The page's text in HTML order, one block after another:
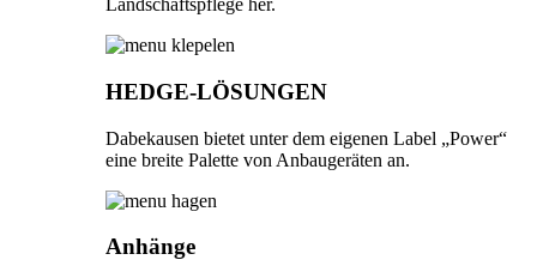
Landschaftspflege her.
HEDGE-LÖSUNGEN
Dabekausen bietet unter dem eigenen Label „Power“
eine breite Palette von Anbaugeräten an.
Anhänge